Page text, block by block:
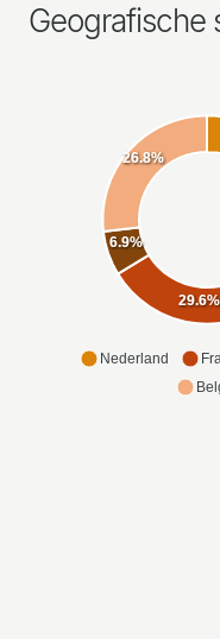
Geografische
29.6%
6.9%
26.8%
Nederland